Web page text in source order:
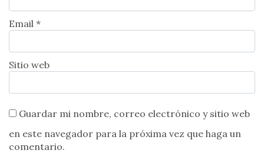
Email *
Sitio web
Guardar mi nombre, correo electrónico y sitio web
en este navegador para la próxima vez que haga un
comentario.